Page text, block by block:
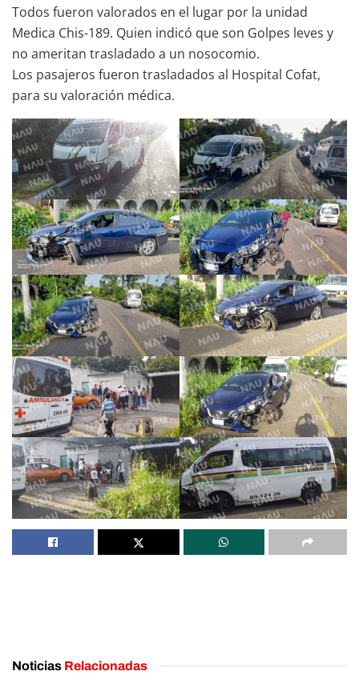
Todos fueron valorados en el lugar por la unidad
Medica Chis-189. Quien indicó que son Golpes leves y
no ameritan trasladado a un nosocomio.
Los pasajeros fueron trasladados al Hospital Cofat,
para su valoración médica.
Noticias Relacionadas